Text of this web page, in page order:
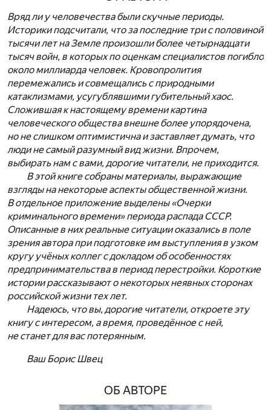
Вряд ли у человечества были скучные периоды.
Историки подсчитали, что за последние три с половиной
тысячи лет на Земле произошли более четырнадцати
тысяч войн, в которых по оценкам специалистов погибло
около миллиарда человек. Кровопролития
перемежались и совмещались с природными
катаклизмами, усугублявшими губительный хаос.
Сложившая к настоящему времени картина
человеческого общества внешне более упорядочена,
но не слишком оптимистична и заставляет думать, что
люди не самый разумный вид жизни. Впрочем,
выбирать нам с вами, дорогие читатели, не приходится.
В этой книге собраны материалы, выражающие
взгляды на некоторые аспекты общественной жизни.
В отдельное приложение выделены «Очерки
криминального времени» периода распада СССР.
Описанные в них реальные ситуации оказались в поле
зрения автора при подготовке им выступления в узком
кругу учёных коллег с докладом об особенностях
предпринимательства в период перестройки. Короткие
истории рассказывают о некоторых неявных сторонах
российской жизни тех лет.
Надеюсь, что вы, дорогие читатели, откроете эту
книгу с интересом, а время, проведённое с ней,
не станет для вас потерянным.
Ваш Борис Швец
ОБ АВТОРЕ